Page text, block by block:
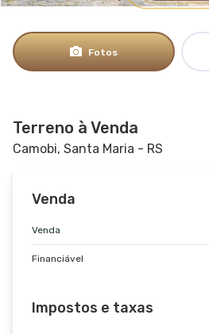
Fotos
Terreno à Venda
Camobi, Santa Maria - RS
Venda
Venda
Financiável
Impostos e taxas